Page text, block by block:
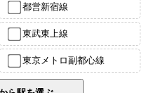
都営新宿線
東武東上線
東京メトロ副都心線